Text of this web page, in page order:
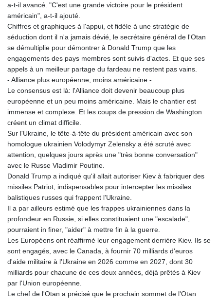
NPR 175.409602
OMR 0.443005
PAB 1.15197
PEN 3.893932
PGK 5.089632
PHP 70.046151
PKR 319.818312
PLN 4.302017
PYG 6852.357161
QAR 4.211049
RSD 117.41058
RUB 95.624853
RWF 1692.277688
SBD 9.296827
SCR 16.615673
SDG 691.938217
SEK 10.965245
SGD 1.479159
SLE 28.345475
SOS 658.385256
SRD 43.632019
STD 23849.43576
STN 24.45488
SZL 18.828117
a-t-il avancé. "C'est une grande victoire pour le président
américain", a-t-il ajouté.
Chiffres et graphiques à l'appui, et fidèle à une stratégie de
séduction dont il n'a jamais dévié, le secrétaire général de l'Otan
se démultiplie pour démontrer à Donald Trump que les
engagements des pays membres sont suivis d'actes. Et que ses
appels à un meilleur partage du fardeau ne restent pas vains.
- Alliance plus européenne, moins américaine -
Le consensus est là: l'Alliance doit devenir beaucoup plus
européenne et un peu moins américaine. Mais le chantier est
immense et complexe. Et les coups de pression de Washington
créent un climat difficile.
Sur l'Ukraine, le tête-à-tête du président américain avec son
homologue ukrainien Volodymyr Zelensky a été scruté avec
attention, quelques jours après une "très bonne conversation"
avec le Russe Vladimir Poutine.
Donald Trump a indiqué qu'il allait autoriser Kiev à fabriquer des
missiles Patriot, indispensables pour intercepter les missiles
balistiques russes qui frappent l'Ukraine.
Il a par ailleurs estimé que les frappes ukrainiennes dans la
profondeur en Russie, si elles constituaient une "escalade",
pourraient in finer, "aider" à mettre fin à la guerre.
Les Européens ont réaffirmé leur engagement derrière Kiev. Ils se
sont engagés, avec le Canada, à fournir 70 milliards d'euros
d'aide militaire à l'Ukraine en 2026 comme en 2027, dont 30
milliards pour chacune de ces deux années, déjà prêtés à Kiev
par l'Union européenne.
Le chef de l'Otan a précisé que le prochain sommet de l'Otan